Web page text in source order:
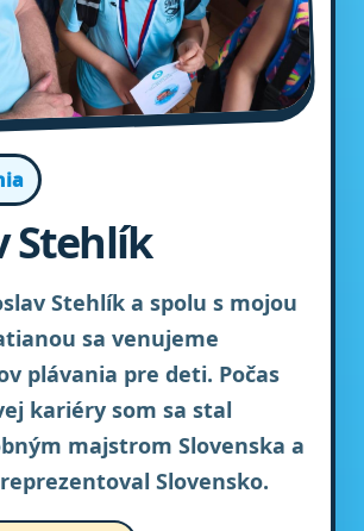
Stehlík
Stehlík a spolu s mojou
sa venujeme
plávania pre deti. Počas
kariéry som sa stal
majstrom Slovenska a
Slovensko.